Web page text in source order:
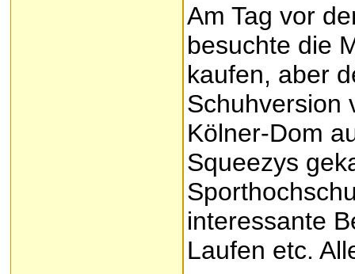
Am Tag vor
besuchte die
kaufen, aber
Schuhversion
Kölner-Dom
Squeezys
interessante
Laufen etc.